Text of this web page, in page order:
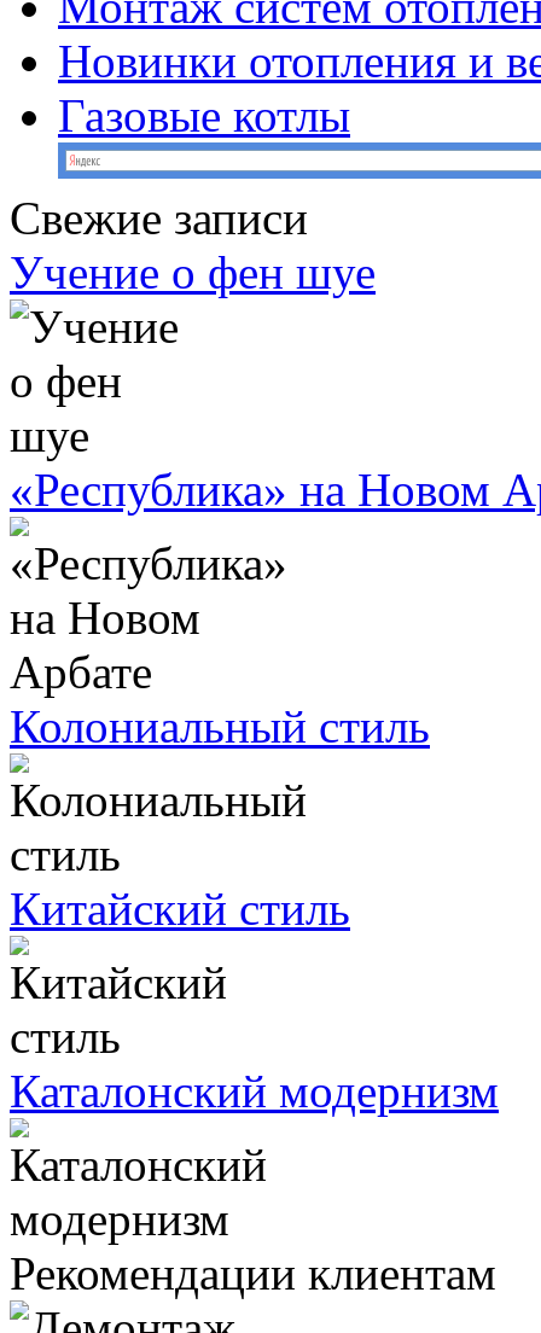
Новинки отопления и
Газовые котлы
Свежие записи
Учение о фен шуе
«Республика» на Новом
Колониальный стиль
Китайский стиль
Каталонский модернизм
Рекомендации клиентам